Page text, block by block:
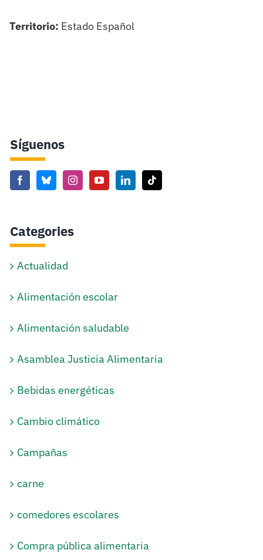
Territorio: Estado Español
Síguenos
Categories
Actualidad
Alimentación escolar
Alimentación saludable
Asamblea Justicia Alimentaria
Bebidas energéticas
Cambio climático
Campañas
carne
comedores escolares
Compra pública alimentaria